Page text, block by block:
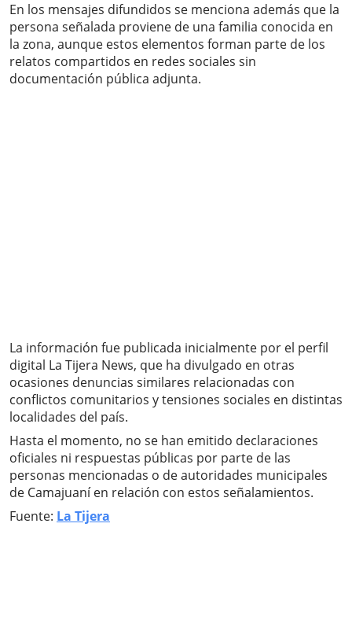
En los mensajes difundidos se menciona además que la
persona señalada proviene de una familia conocida en
la zona, aunque estos elementos forman parte de los
relatos compartidos en redes sociales sin
documentación pública adjunta.
La información fue publicada inicialmente por el perfil
digital La Tijera News, que ha divulgado en otras
ocasiones denuncias similares relacionadas con
conflictos comunitarios y tensiones sociales en distintas
localidades del país.
Hasta el momento, no se han emitido declaraciones
oficiales ni respuestas públicas por parte de las
personas mencionadas o de autoridades municipales
de Camajuaní en relación con estos señalamientos.
Fuente: La Tijera